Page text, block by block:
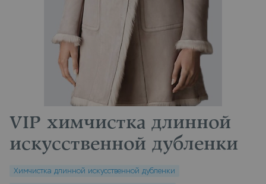
VIP химчистка длинной
искусственной дубленки
Химчистка длинной искусственной дубленки